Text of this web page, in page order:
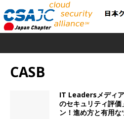
CASB
IT Leadersメディ
のセキュリティ評
ン！進め方と有用な